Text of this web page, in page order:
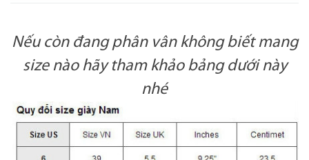
Nếu còn đang phân vân không biết mang
size nào hãy tham khảo bảng dưới này
nhé